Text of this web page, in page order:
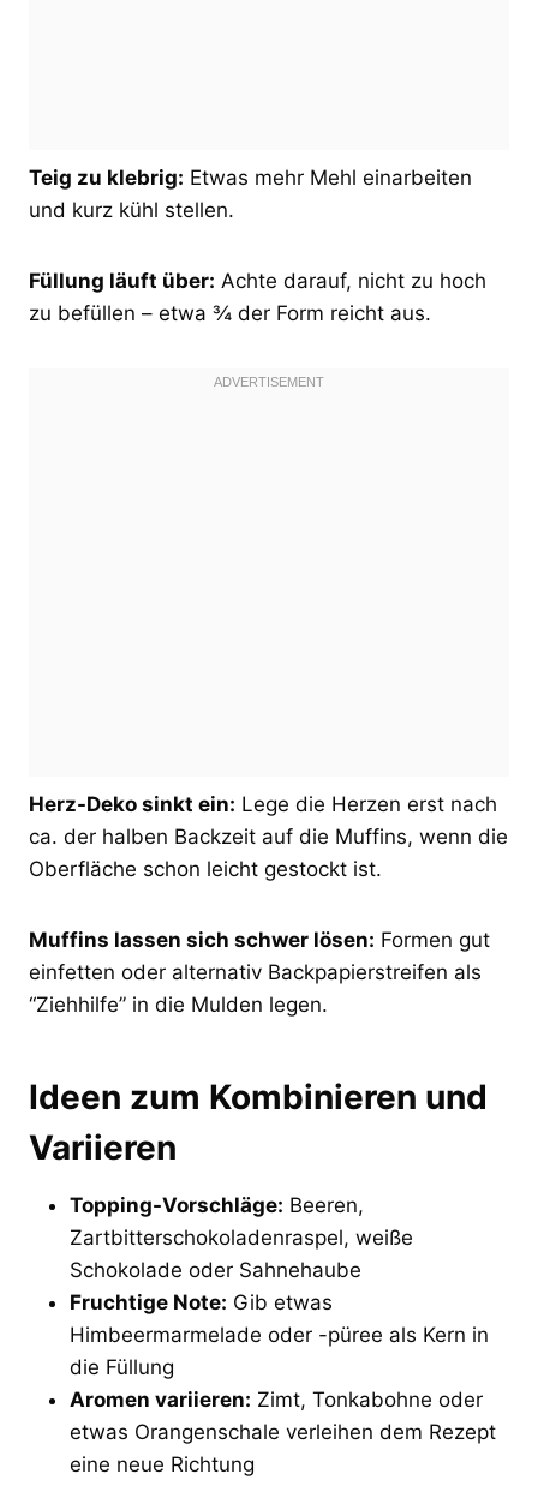
Teig zu klebrig: Etwas mehr Mehl einarbeiten
und kurz kühl stellen.
Füllung läuft über: Achte darauf, nicht zu hoch
zu befüllen – etwa ¾ der Form reicht aus.
Herz-Deko sinkt ein: Lege die Herzen erst nach
ca. der halben Backzeit auf die Muffins, wenn die
Oberfläche schon leicht gestockt ist.
Muffins lassen sich schwer lösen: Formen gut
einfetten oder alternativ Backpapierstreifen als
“Ziehhilfe” in die Mulden legen.
Ideen zum Kombinieren und
Variieren
Topping-Vorschläge: Beeren,
Zartbitterschokoladenraspel, weiße
Schokolade oder Sahnehaube
Fruchtige Note: Gib etwas
Himbeermarmelade oder -püree als Kern in
die Füllung
Aromen variieren: Zimt, Tonkabohne oder
etwas Orangenschale verleihen dem Rezept
eine neue Richtung